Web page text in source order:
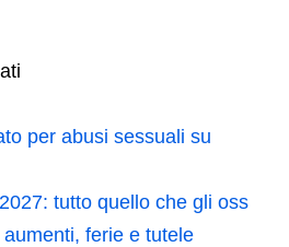
per abusi sessuali su
tutto quello che gli oss
ferie e tutele